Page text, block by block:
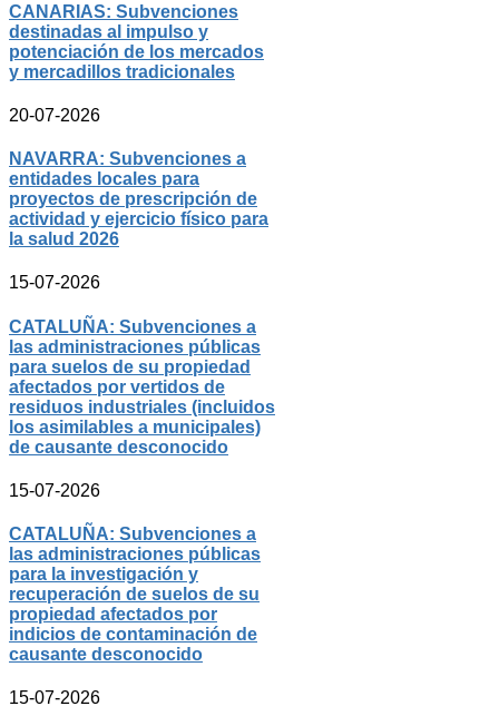
CANARIAS: Subvenciones
destinadas al impulso y
potenciación de los mercados
y mercadillos tradicionales
20-07-2026
NAVARRA: Subvenciones a
entidades locales para
proyectos de prescripción de
actividad y ejercicio físico para
la salud 2026
15-07-2026
CATALUÑA: Subvenciones a
las administraciones públicas
para suelos de su propiedad
afectados por vertidos de
residuos industriales (incluidos
los asimilables a municipales)
de causante desconocido
15-07-2026
CATALUÑA: Subvenciones a
las administraciones públicas
para la investigación y
recuperación de suelos de su
propiedad afectados por
indicios de contaminación de
causante desconocido
15-07-2026